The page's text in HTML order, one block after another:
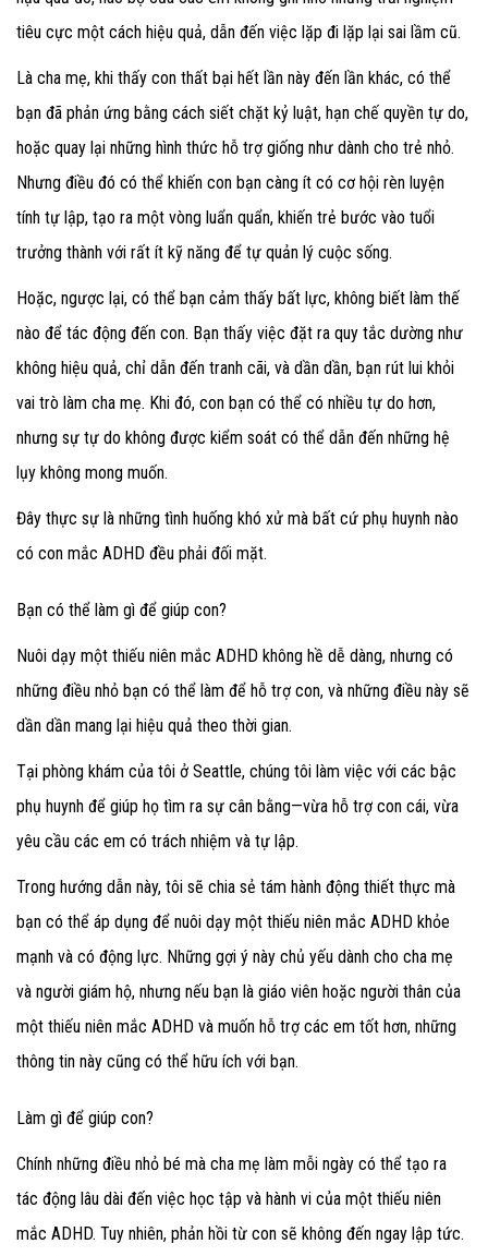
tiêu cực một cách hiệu quả, dẫn đến việc lặp đi lặp lại sai lầm cũ.
Là cha mẹ, khi thấy con thất bại hết lần này đến lần khác, có thể
bạn đã phản ứng bằng cách siết chặt kỷ luật, hạn chế quyền tự do,
hoặc quay lại những hình thức hỗ trợ giống như dành cho trẻ nhỏ.
Nhưng điều đó có thể khiến con bạn càng ít có cơ hội rèn luyện
tính tự lập, tạo ra một vòng luẩn quẩn, khiến trẻ bước vào tuổi
trưởng thành với rất ít kỹ năng để tự quản lý cuộc sống.
Hoặc, ngược lại, có thể bạn cảm thấy bất lực, không biết làm thế
nào để tác động đến con. Bạn thấy việc đặt ra quy tắc dường như
không hiệu quả, chỉ dẫn đến tranh cãi, và dần dần, bạn rút lui khỏi
vai trò làm cha mẹ. Khi đó, con bạn có thể có nhiều tự do hơn,
nhưng sự tự do không được kiểm soát có thể dẫn đến những hệ
lụy không mong muốn.
Đây thực sự là những tình huống khó xử mà bất cứ phụ huynh nào
có con mắc ADHD đều phải đối mặt.
Bạn có thể làm gì để giúp con?
Nuôi dạy một thiếu niên mắc ADHD không hề dễ dàng, nhưng có
những điều nhỏ bạn có thể làm để hỗ trợ con, và những điều này sẽ
dần dần mang lại hiệu quả theo thời gian.
Tại phòng khám của tôi ở Seattle, chúng tôi làm việc với các bậc
phụ huynh để giúp họ tìm ra sự cân bằng—vừa hỗ trợ con cái, vừa
yêu cầu các em có trách nhiệm và tự lập.
Trong hướng dẫn này, tôi sẽ chia sẻ tám hành động thiết thực mà
bạn có thể áp dụng để nuôi dạy một thiếu niên mắc ADHD khỏe
mạnh và có động lực. Những gợi ý này chủ yếu dành cho cha mẹ
và người giám hộ, nhưng nếu bạn là giáo viên hoặc người thân của
một thiếu niên mắc ADHD và muốn hỗ trợ các em tốt hơn, những
thông tin này cũng có thể hữu ích với bạn.
Làm gì để giúp con?
Chính những điều nhỏ bé mà cha mẹ làm mỗi ngày có thể tạo ra
tác động lâu dài đến việc học tập và hành vi của một thiếu niên
mắc ADHD. Tuy nhiên, phản hồi từ con sẽ không đến ngay lập tức.